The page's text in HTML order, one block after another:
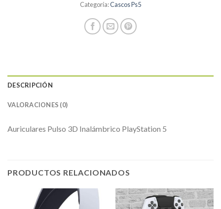
Categoría:Cascos Ps5
DESCRIPCIÓN
VALORACIONES (0)
Auriculares Pulso 3D Inalámbrico PlayStation 5
PRODUCTOS RELACIONADOS